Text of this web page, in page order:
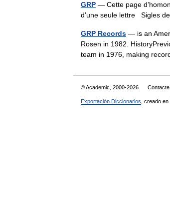
GRP — Cette page
d’une seule lettre Sigles
GRP Records — is an
Rosen in 1982.
team in 1976, making
© Academic, 2000-2026
Exportación Diccionarios , creado en